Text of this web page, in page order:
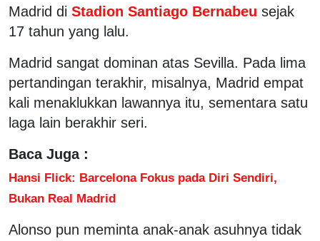
Madrid di Stadion Santiago Bernabeu sejak
17 tahun yang lalu.
Madrid sangat dominan atas Sevilla. Pada lima
pertandingan terakhir, misalnya, Madrid empat
kali menaklukkan lawannya itu, sementara satu
laga lain berakhir seri.
Baca Juga :
Hansi Flick: Barcelona Fokus pada Diri Sendiri,
Bukan Real Madrid
Alonso pun meminta anak-anak asuhnya tidak